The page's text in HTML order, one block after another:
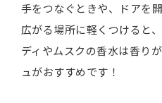
手をつなぐときや、ドアを
広がる場所に軽くつけると
ディやムスクの香水は香り
ュがおすすめです！